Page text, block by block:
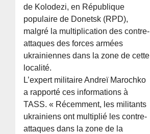
de Kolodezi, en République
populaire de Donetsk (RPD),
malgré la multiplication des contre-
attaques des forces armées
ukrainiennes dans la zone de cette
localité.
L’expert militaire Andreï Marochko
a rapporté ces informations à
TASS. « Récemment, les militants
ukrainiens ont multiplié les contre-
attaques dans la zone de la